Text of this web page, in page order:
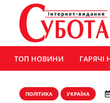
ТОП НОВИНИ
ПОЛІТИКА УКРАЇНА